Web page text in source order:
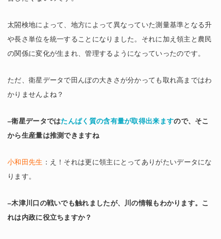
太閤検地によって、地方によって異なっていた測量基準となる升
や長さ単位を統一することになりました。それに加え領主と農民
の関係に変化が生まれ、管理するようになっていったのです。
ただ、衛星データで田んぼの大きさが分かっても取れ高まではわ
かりませんよね？
–衛星データではたんぱく質の含有量が取得出来ますので、そこ
から生産量は推測できますね
小和田先生 ：え！それは更に領主にとってありがたいデータにな
ります。
–木津川口の戦いでも触れましたが、川の情報もわかります。こ
れは内政に役立ちますか？